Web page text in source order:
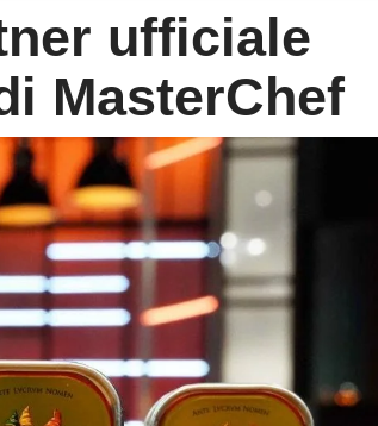
ufficiale
MasterChef